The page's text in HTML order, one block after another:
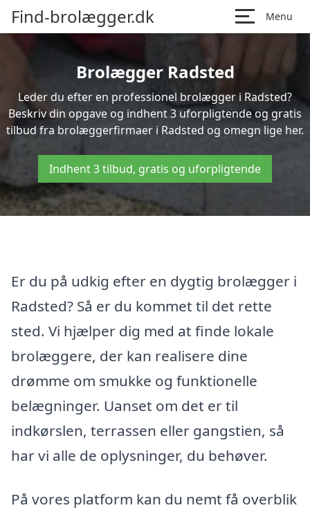
Find-brolægger.dk Menu
Brolægger Radsted
Leder du efter en professionel brolægger i Radsted?
Beskriv din opgave og indhent 3 uforpligtende og gratis
tilbud fra brolæggerfirmaer i Radsted og omegn lige her.
Indhent 3 tilbud, gratis og uforpligtende
Er du på udkig efter en dygtig brolægger i
Radsted? Så er du kommet til det rette
sted. Vi hjælper dig med at finde lokale
brolæggere, der kan realisere dine
drømme om smukke og funktionelle
belægninger. Uanset om det er til
indkørslen, terrassen eller gangstien, så
har vi alle de oplysninger, du behøver.
På vores platform kan du nemt få overblik